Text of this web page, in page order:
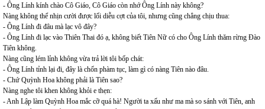
- Ông Lính kính chào Cô Giáo, Cô Giáo còn nhớ Ông Lính này không?
Nàng không thể nhịn cười được lối diễu cợt của tôi, nhưng cũng chẳng chịu thua:
- Ông Lính đi đâu mà lạc vô đây?
- Ông Lính đi lạc vào Thiên Thai đó ạ, không biết Tiên Nữ có cho Ông Lính thăm rừng Đào
Tiên không.
Nàng cũng lém lỉnh không vừa trả lời tôi bốp chát:
- Ông Lính tỉnh lại đi, đây là chốn phàm tục, làm gì có nàng Tiên nào đâu.
- Chứ Quỳnh Hoa không phải là Tiên sao?
Nàng nghe tôi khen không khỏi e thẹn:
- Anh Lập làm Quỳnh Hoa mắc cỡ quá hà! Người ta xấu như ma mà so sánh với Tiên, anh